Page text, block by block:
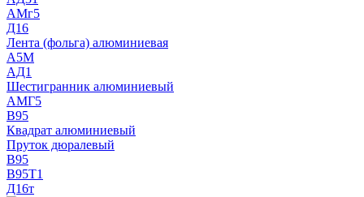
АМг5
Д16
Лента (фольга) алюминиевая
А5М
АД1
Шестигранник алюминиевый
АМГ5
В95
Квадрат алюминиевый
Пруток дюралевый
В95
В95Т1
Д16т